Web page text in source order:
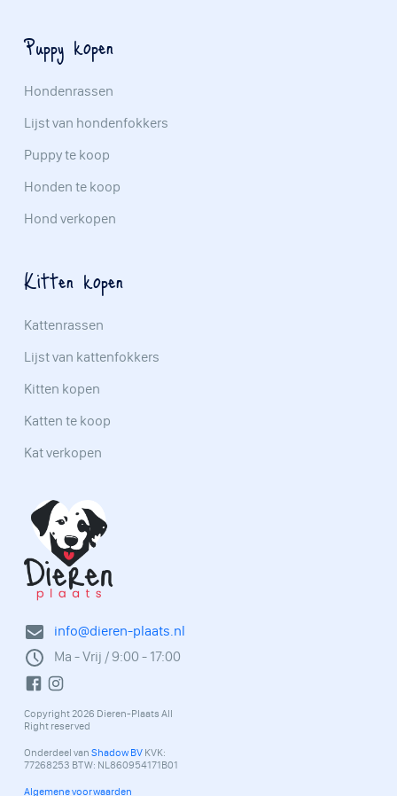
info@dieren-plaats.nl
Ma - Vrij / 9:00 - 17:00
Copyright 2026 Dieren-Plaats All
Right reserved
Onderdeel van Shadow BV KVK:
77268253 BTW: NL860954171B01
Algemene voorwaarden
Puppy kopen
Hondenrassen
Lijst van hondenfokkers
Puppy te koop
Honden te koop
Hond verkopen
Kitten kopen
Kattenrassen
Lijst van kattenfokkers
Kitten kopen
Katten te koop
Kat verkopen